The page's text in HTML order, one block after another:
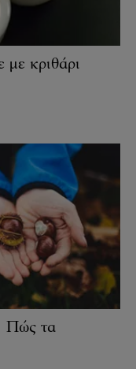
με κριθάρι
Πώς τα